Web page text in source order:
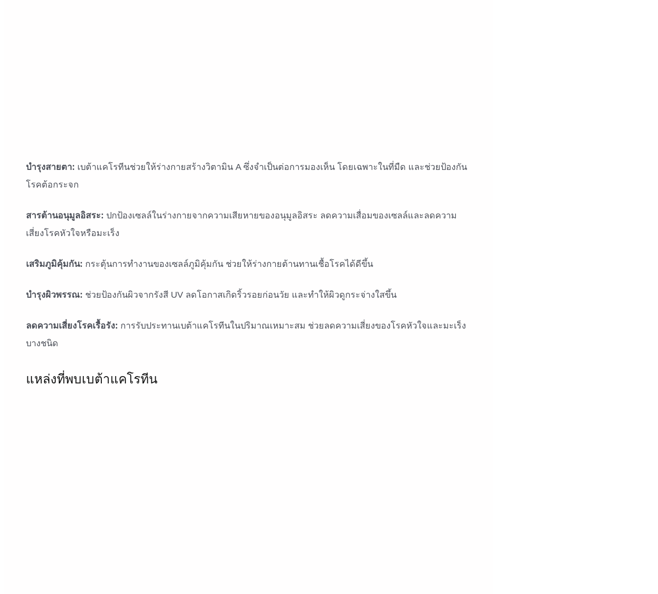
บำรุงสายตา: เบต้าแคโรทีนช่วยให้ร่างกายสร้างวิตามิน A ซึ่งจำเป็นต่อการมองเห็น โดยเฉพาะในที่มืด และช่วยป้องกัน
โรคต้อกระจก
สารต้านอนุมูลอิสระ: ปกป้องเซลล์ในร่างกายจากความเสียหายของอนุมูลอิสระ ลดความเสื่อมของเซลล์และลดความ
เสี่ยงโรคหัวใจหรือมะเร็ง
เสริมภูมิคุ้มกัน: กระตุ้นการทำงานของเซลล์ภูมิคุ้มกัน ช่วยให้ร่างกายต้านทานเชื้อโรคได้ดีขึ้น
บำรุงผิวพรรณ: ช่วยป้องกันผิวจากรังสี UV ลดโอกาสเกิดริ้วรอยก่อนวัย และทำให้ผิวดูกระจ่างใสขึ้น
ลดความเสี่ยงโรคเรื้อรัง: การรับประทานเบต้าแคโรทีนในปริมาณเหมาะสม ช่วยลดความเสี่ยงของโรคหัวใจและมะเร็ง
บางชนิด
แหล่งที่พบเบต้าแคโรทีน